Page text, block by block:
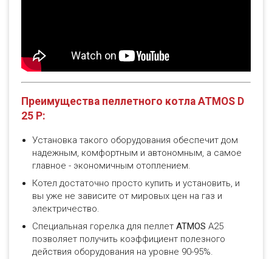
Преимущества пеллетного котла ATMOS D
25 P:
Установка такого оборудования обеспечит дом
надежным, комфортным и автономным, а самое
главное - экономичным отоплением.
Котел достаточно просто купить и установить, и
вы уже не зависите от мировых цен на газ и
электричество.
Специальная горелка для пеллет ATMOS A25
позволяет получить коэффициент полезного
действия оборудования на уровне 90-95%.